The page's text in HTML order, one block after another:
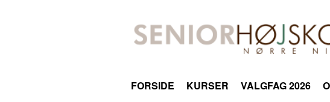
FORSIDE KURSER VALGFAG 2026